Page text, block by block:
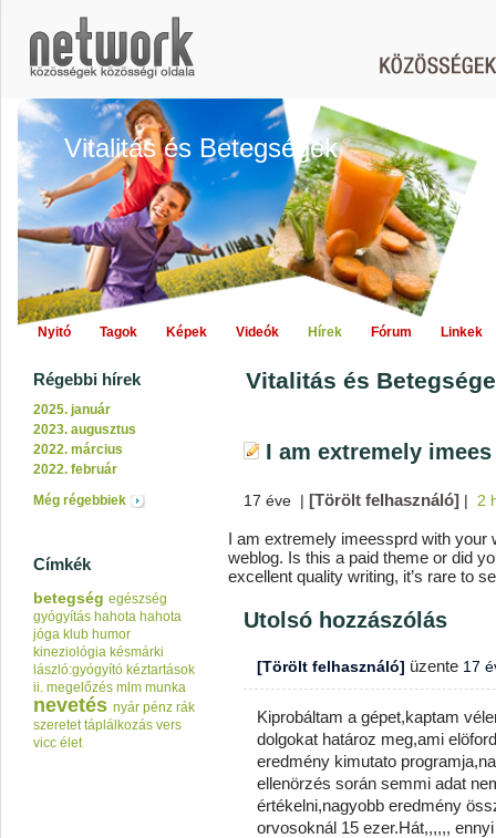
Vitalitás és Betegségek
Nyitó Tagok Képek Videók Hírek Fórum Linkek
Régebbi hírek
2025. január
2023. augusztus
2022. március
2022. február
Még régebbiek
Címkék
betegség egészség
gyógyítás hahota hahota
jóga klub humor
kineziológia késmárki
lászló:gyógyító kéztartások
ii. megelőzés mlm munka
nevetés nyár pénz rák
szeretet táplálkozás vers
vicc élet
Vitalitás és
I am extremely imees
17 éve | [Törölt felhasználó] | 2
I am extremely imeessprd with your
weblog. Is this a paid theme or did
excellent quality writing, it’s rare to
Utolsó hozzászólás
[Törölt felhasználó] üzente 17
Kiprobáltam a gépet,kaptam
dolgokat határoz meg,ami
eredmény kimutato
ellenörzés során semmi adat
értékelni,nagyobb eredmény
orvosoknál 15 ezer.Hát,,,,,,